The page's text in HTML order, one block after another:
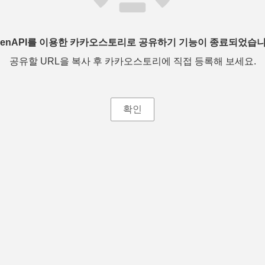
를 이용한 카카오스토리로 공유하기 기능이 종료되었습
공유할 URL을 복사 후 카카오스토리에 직접 등록해 보세요.
확인